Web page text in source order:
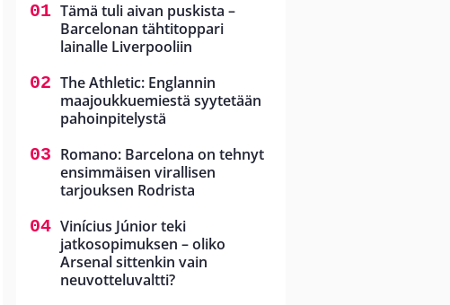
Tämä tuli aivan puskista –
Barcelonan tähtitoppari
lainalle Liverpooliin
The Athletic: Englannin
maajoukkuemiestä syytetään
pahoinpitelystä
Romano: Barcelona on tehnyt
ensimmäisen virallisen
tarjouksen Rodrista
Vinícius Júnior teki
jatkosopimuksen – oliko
Arsenal sittenkin vain
neuvotteluvaltti?